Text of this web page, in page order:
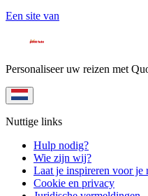
Een site van
Personaliseer uw reizen met
Nuttige links
Hulp nodig?
Wie zijn wij?
Laat je inspireren voor je
Cookie en privacy